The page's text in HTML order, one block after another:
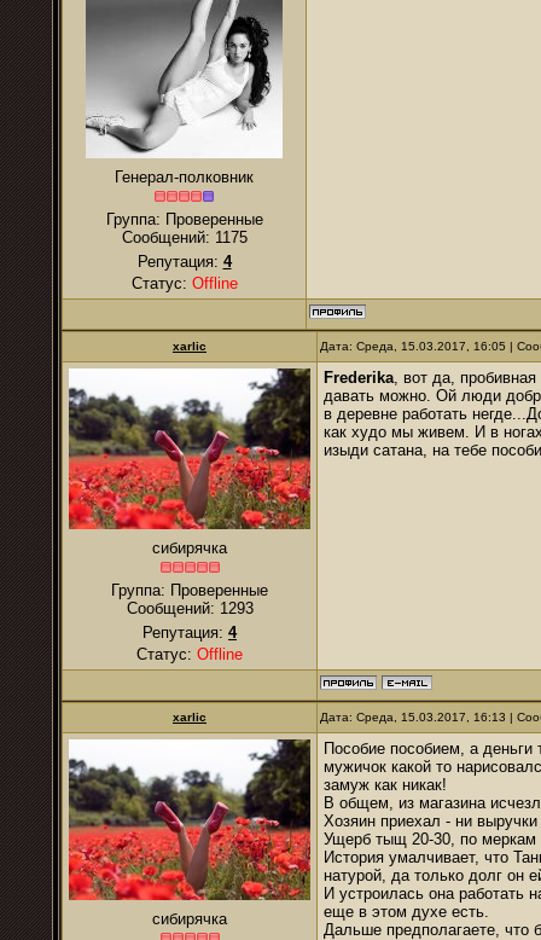
Генерал-полковник
Группа: Проверенные
Сообщений: 1175
Репутация: 4
Статус: Offline
xarlic Дата: Среда, 15.03.2017, 16:05 |
сибирячка
Группа: Проверенные
Сообщений: 1293
Репутация: 4
Статус: Offline
Frederika, вот да,
давать можно. Ой люди
в деревне работать
как худо мы живем. И в
изыди сатана, на тебе
xarlic Дата: Среда, 15.03.2017, 16:13 |
сибирячка
Пособие пособием, а
мужичок какой то
замуж как никак!
В общем, из магазина
Хозяин приехал - ни
Ущерб тыщ 20-30, по меркам
История умалчивает, что
натурой, да только долг он
И устроилась она работать
еще в этом духе есть.
Дальше предполагаете, что